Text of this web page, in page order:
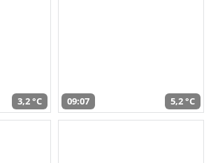
3,2 °C 09:07 5,2 °C